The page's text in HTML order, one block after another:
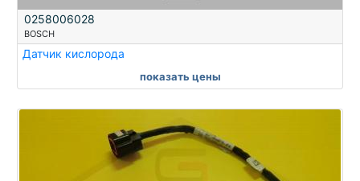
0258006028
BOSCH
Датчик кислорода
показать цены